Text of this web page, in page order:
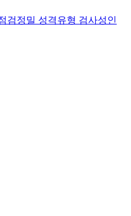
검정밀 성격유형 검사성인